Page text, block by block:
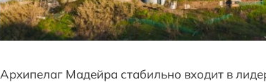
Архипелаг Мадейра стабильно входит в